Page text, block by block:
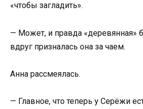
«чтобы загладить».
— Может, и правда «деревянная»
вдруг призналась она за чаем.
Анна рассмеялась.
— Главное, что теперь у Серёжи